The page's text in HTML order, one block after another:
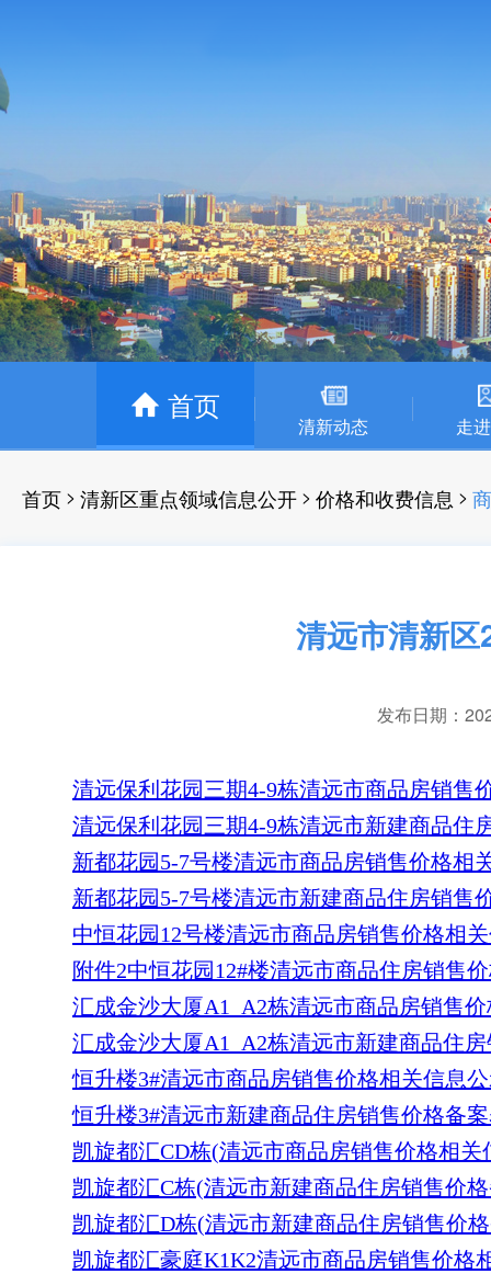
首页
清新动态 走
首页 > 清新区重点领域信息公开 > 价格和收费信息 >
清远市清新
发布日期：
清远保利花园三期4-9栋清远市商品房销售
清远保利花园三期4-9栋清远市新建商品住
新都花园5-7号楼清远市商品房销售价格相
新都花园5-7号楼清远市新建商品住房销售
中恒花园12号楼清远市商品房销售价格相
附件2中恒花园12#楼清远市商品住房销售
汇成金沙大厦A1_A2栋清远市商品房销售
汇成金沙大厦A1_A2栋清远市新建商品住
恒升楼3#清远市商品房销售价格相关信息
恒升楼3#清远市新建商品住房销售价格备
凯旋都汇CD栋(清远市商品房销售价格相关
凯旋都汇C栋(清远市新建商品住房销售价
凯旋都汇D栋(清远市新建商品住房销售价
凯旋都汇豪庭K1K2清远市商品房销售价格